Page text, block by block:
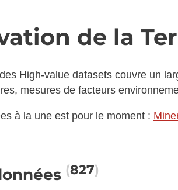
de la
High-value datasets couvre un
mesures de facteurs
à la une est pour le moment :
827